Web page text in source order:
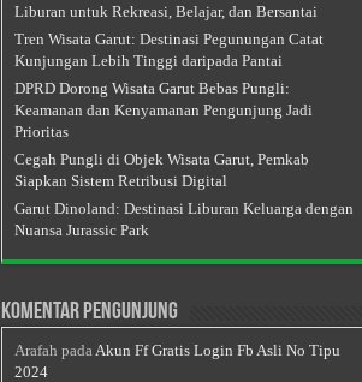
Liburan untuk Rekreasi, Belajar, dan Bersantai
Tren Wisata Garut: Destinasi Pegunungan Catat
Kunjungan Lebih Tinggi daripada Pantai
DPRD Dorong Wisata Garut Bebas Pungli:
Keamanan dan Kenyamanan Pengunjung Jadi
Prioritas
Cegah Pungli di Objek Wisata Garut, Pemkab
Siapkan Sistem Retribusi Digital
Garut Dinoland: Destinasi Liburan Keluarga dengan
Nuansa Jurassic Park
Komentar Pengunjung
Arafah padaAkun Ff Gratis Login Fb Asli No Tipu
2024